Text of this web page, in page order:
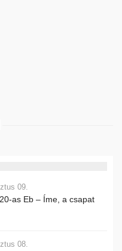
09.
as Eb – Íme, a csapat
08.